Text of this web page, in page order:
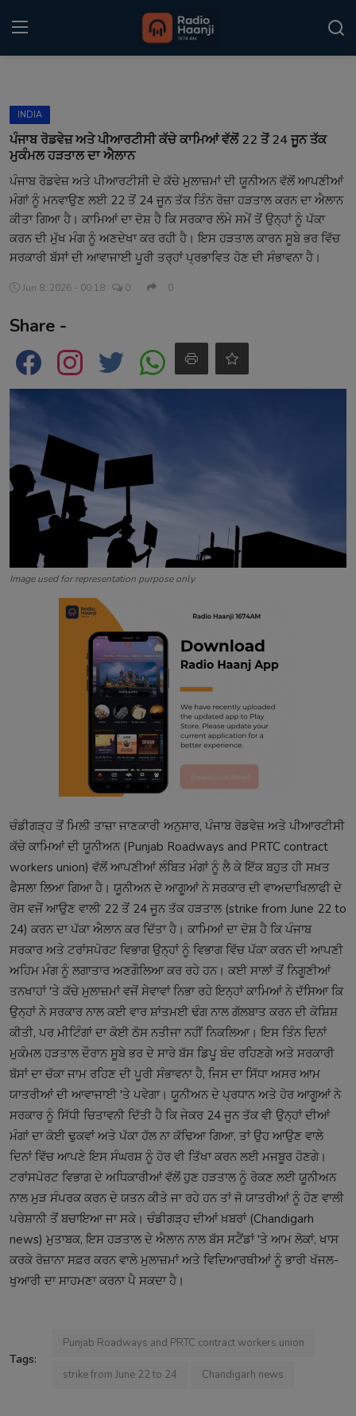
Home
Punjabi Podcast
Kitaab Kahani
Gallery
Contact
INDIA
ਪੰਜਾਬ ਰੋਡਵੇਜ਼ ਅਤੇ ਪੀਆਰਟੀਸੀ ਕੱਚੇ ਕਾਮਿਆਂ ਵੱਲੋਂ 22 ਤੋਂ 24 ਜੂਨ ਤੱਕ
ਮੁਕੰਮਲ ਹੜਤਾਲ ਦਾ ਐਲਾਨ
ਪੰਜਾਬ ਰੋਡਵੇਜ਼ ਅਤੇ ਪੀਆਰਟੀਸੀ ਦੇ ਕੱਚੇ ਮੁਲਾਜ਼ਮਾਂ ਦੀ ਯੂਨੀਅਨ ਵੱਲੋਂ ਆਪਣੀਆਂ
ਮੰਗਾਂ ਨੂੰ ਮਨਵਾਉਣ ਲਈ 22 ਤੋਂ 24 ਜੂਨ ਤੱਕ ਤਿੰਨ ਰੋਜ਼ਾ ਹੜਤਾਲ ਕਰਨ ਦਾ ਐਲਾਨ
ਕੀਤਾ ਗਿਆ ਹੈ। ਕਾਮਿਆਂ ਦਾ ਦੋਸ਼ ਹੈ ਕਿ ਸਰਕਾਰ ਲੰਮੇ ਸਮੇਂ ਤੋਂ ਉਨ੍ਹਾਂ ਨੂੰ ਪੱਕਾ
ਕਰਨ ਦੀ ਮੁੱਖ ਮੰਗ ਨੂੰ ਅਣਦੇਖਾ ਕਰ ਰਹੀ ਹੈ। ਇਸ ਹੜਤਾਲ ਕਾਰਨ ਸੂਬੇ ਭਰ ਵਿੱਚ
ਸਰਕਾਰੀ ਬੱਸਾਂ ਦੀ ਆਵਾਜਾਈ ਪੂਰੀ ਤਰ੍ਹਾਂ ਪ੍ਰਭਾਵਿਤ ਹੋਣ ਦੀ ਸੰਭਾਵਨਾ ਹੈ।
Jun 8, 2026 - 00:18 0 0
Share -
Image used for representation purpose only
ਚੰਡੀਗੜ੍ਹ ਤੋਂ ਮਿਲੀ ਤਾਜ਼ਾ ਜਾਣਕਾਰੀ ਅਨੁਸਾਰ, ਪੰਜਾਬ ਰੋਡਵੇਜ਼ ਅਤੇ ਪੀਆਰਟੀਸੀ
ਕੱਚੇ ਕਾਮਿਆਂ ਦੀ ਯੂਨੀਅਨ (Punjab Roadways and PRTC contract
workers union) ਵੱਲੋਂ ਆਪਣੀਆਂ ਲੰਬਿਤ ਮੰਗਾਂ ਨੂੰ ਲੈ ਕੇ ਇੱਕ ਬਹੁਤ ਹੀ ਸਖ਼ਤ
ਫੈਸਲਾ ਲਿਆ ਗਿਆ ਹੈ। ਯੂਨੀਅਨ ਦੇ ਆਗੂਆਂ ਨੇ ਸਰਕਾਰ ਦੀ ਵਾਅਦਾਖਿਲਾਫੀ ਦੇ
ਰੋਸ ਵਜੋਂ ਆਉਣ ਵਾਲੀ 22 ਤੋਂ 24 ਜੂਨ ਤੱਕ ਹੜਤਾਲ (strike from June 22 to
24) ਕਰਨ ਦਾ ਪੱਕਾ ਐਲਾਨ ਕਰ ਦਿੱਤਾ ਹੈ। ਕਾਮਿਆਂ ਦਾ ਦੋਸ਼ ਹੈ ਕਿ ਪੰਜਾਬ
ਸਰਕਾਰ ਅਤੇ ਟਰਾਂਸਪੋਰਟ ਵਿਭਾਗ ਉਨ੍ਹਾਂ ਨੂੰ ਵਿਭਾਗ ਵਿੱਚ ਪੱਕਾ ਕਰਨ ਦੀ ਆਪਣੀ
ਅਹਿਮ ਮੰਗ ਨੂੰ ਲਗਾਤਾਰ ਅਣਗੌਲਿਆ ਕਰ ਰਹੇ ਹਨ। ਕਈ ਸਾਲਾਂ ਤੋਂ ਨਿਗੂਣੀਆਂ
ਤਨਖਾਹਾਂ 'ਤੇ ਕੱਚੇ ਮੁਲਾਜ਼ਮਾਂ ਵਜੋਂ ਸੇਵਾਵਾਂ ਨਿਭਾ ਰਹੇ ਇਨ੍ਹਾਂ ਕਾਮਿਆਂ ਨੇ ਦੱਸਿਆ ਕਿ
ਉਨ੍ਹਾਂ ਨੇ ਸਰਕਾਰ ਨਾਲ ਕਈ ਵਾਰ ਸ਼ਾਂਤਮਈ ਢੰਗ ਨਾਲ ਗੱਲਬਾਤ ਕਰਨ ਦੀ ਕੋਸ਼ਿਸ਼
ਕੀਤੀ, ਪਰ ਮੀਟਿੰਗਾਂ ਦਾ ਕੋਈ ਠੋਸ ਨਤੀਜਾ ਨਹੀਂ ਨਿਕਲਿਆ। ਇਸ ਤਿੰਨ ਦਿਨਾਂ
ਮੁਕੰਮਲ ਹੜਤਾਲ ਦੌਰਾਨ ਸੂਬੇ ਭਰ ਦੇ ਸਾਰੇ ਬੱਸ ਡਿਪੂ ਬੰਦ ਰਹਿਣਗੇ ਅਤੇ ਸਰਕਾਰੀ
ਬੱਸਾਂ ਦਾ ਚੱਕਾ ਜਾਮ ਰਹਿਣ ਦੀ ਪੂਰੀ ਸੰਭਾਵਨਾ ਹੈ, ਜਿਸ ਦਾ ਸਿੱਧਾ ਅਸਰ ਆਮ
ਯਾਤਰੀਆਂ ਦੀ ਆਵਾਜਾਈ 'ਤੇ ਪਵੇਗਾ। ਯੂਨੀਅਨ ਦੇ ਪ੍ਰਧਾਨ ਅਤੇ ਹੋਰ ਆਗੂਆਂ ਨੇ
ਸਰਕਾਰ ਨੂੰ ਸਿੱਧੀ ਚਿਤਾਵਨੀ ਦਿੱਤੀ ਹੈ ਕਿ ਜੇਕਰ 24 ਜੂਨ ਤੱਕ ਵੀ ਉਨ੍ਹਾਂ ਦੀਆਂ
ਮੰਗਾਂ ਦਾ ਕੋਈ ਢੁਕਵਾਂ ਅਤੇ ਪੱਕਾ ਹੱਲ ਨਾ ਕੱਢਿਆ ਗਿਆ, ਤਾਂ ਉਹ ਆਉਣ ਵਾਲੇ
ਦਿਨਾਂ ਵਿੱਚ ਆਪਣੇ ਇਸ ਸੰਘਰਸ਼ ਨੂੰ ਹੋਰ ਵੀ ਤਿੱਖਾ ਕਰਨ ਲਈ ਮਜਬੂਰ ਹੋਣਗੇ।
ਟਰਾਂਸਪੋਰਟ ਵਿਭਾਗ ਦੇ ਅਧਿਕਾਰੀਆਂ ਵੱਲੋਂ ਹੁਣ ਹੜਤਾਲ ਨੂੰ ਰੋਕਣ ਲਈ ਯੂਨੀਅਨ
ਨਾਲ ਮੁੜ ਸੰਪਰਕ ਕਰਨ ਦੇ ਯਤਨ ਕੀਤੇ ਜਾ ਰਹੇ ਹਨ ਤਾਂ ਜੋ ਯਾਤਰੀਆਂ ਨੂੰ ਹੋਣ ਵਾਲੀ
ਪਰੇਸ਼ਾਨੀ ਤੋਂ ਬਚਾਇਆ ਜਾ ਸਕੇ। ਚੰਡੀਗੜ੍ਹ ਦੀਆਂ ਖ਼ਬਰਾਂ (Chandigarh
news) ਮੁਤਾਬਕ, ਇਸ ਹੜਤਾਲ ਦੇ ਐਲਾਨ ਨਾਲ ਬੱਸ ਸਟੈਂਡਾਂ 'ਤੇ ਆਮ ਲੋਕਾਂ, ਖਾਸ
ਕਰਕੇ ਰੋਜ਼ਾਨਾ ਸਫ਼ਰ ਕਰਨ ਵਾਲੇ ਮੁਲਾਜ਼ਮਾਂ ਅਤੇ ਵਿਦਿਆਰਥੀਆਂ ਨੂੰ ਭਾਰੀ ਖੱਜਲ-
ਖੁਆਰੀ ਦਾ ਸਾਹਮਣਾ ਕਰਨਾ ਪੈ ਸਕਦਾ ਹੈ।
Tags:
Punjab Roadways and PRTC contract workers union
strike from June 22 to 24 Chandigarh news